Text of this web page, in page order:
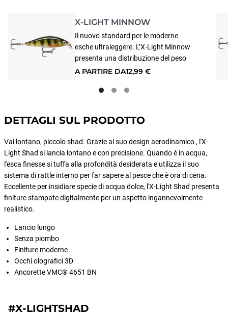
X-LIGHT MINNOW
Il nuovo standard per le moderne
esche ultraleggere. L’X-Light Minnow
presenta una distribuzione del peso
migliorata per lanciare quest’esca in
quando l’esca colpisce l’acqua, inizia la
un’azione di nuoto perfetta, anche nei
di L, l’esca mantiene l’azione anche in
forti correnti, rendendola una scelta
eccellente per la pesca nei torrenti.
A PARTIRE DA12,99 €
DETTAGLI SUL PRODOTTO
Vai lontano, piccolo shad. Grazie al suo design aerodinamico , l'X-
Light Shad si lancia lontano e con precisione. Quando è in acqua,
l'esca finesse si tuffa alla profondità desiderata e utilizza il suo
sistema di rattle interno per far sapere al pesce che è ora di cena.
Eccellente per insidiare specie di acqua dolce, l'X-Light Shad presenta
finiture stampate digitalmente per un aspetto ingannevolmente
realistico.
Lancio lungo
Senza piombo
Finiture moderne
Occhi olografici 3D
Ancorette VMC® 4651 BN
#X-LIGHTSHAD